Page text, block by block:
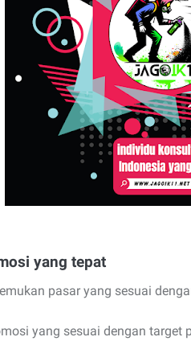
yang tepat
pasar yang sesuai
yang sesuai dengan target